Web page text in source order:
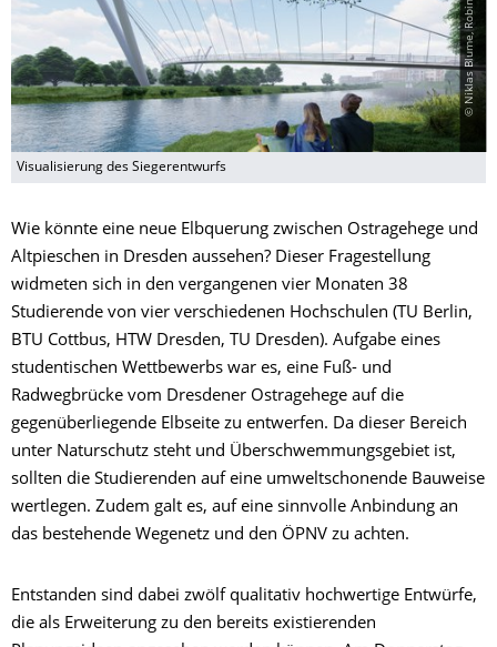
Visualisierung des Siegerentwurfs
Wie könnte eine neue Elbquerung zwischen Ostragehege und
Altpieschen in Dresden aussehen? Dieser Fragestellung
widmeten sich in den vergangenen vier Monaten 38
Studierende von vier verschiedenen Hochschulen (TU Berlin,
BTU Cottbus, HTW Dresden, TU Dresden). Aufgabe eines
studentischen Wettbewerbs war es, eine Fuß- und
Radwegbrücke vom Dresdener Ostragehege auf die
gegenüberliegende Elbseite zu entwerfen. Da dieser Bereich
unter Naturschutz steht und Überschwemmungsgebiet ist,
sollten die Studierenden auf eine umweltschonende Bauweise
wertlegen. Zudem galt es, auf eine sinnvolle Anbindung an
das bestehende Wegenetz und den ÖPNV zu achten.
Entstanden sind dabei zwölf qualitativ hochwertige Entwürfe,
die als Erweiterung zu den bereits existierenden